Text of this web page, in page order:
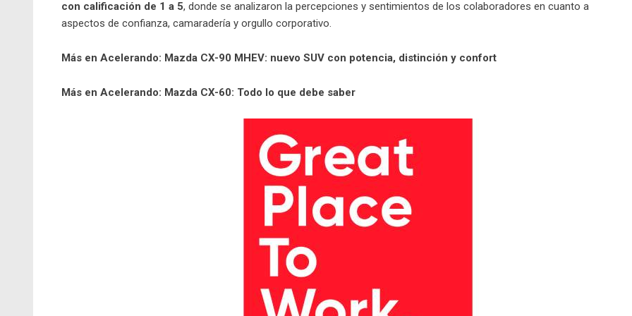
con calificación de 1 a 5, donde se analizaron la percepciones y sentimientos de los colaboradores en cuanto a
aspectos de confianza, camaradería y orgullo corporativo.
Más en Acelerando: Mazda CX-90 MHEV: nuevo SUV con potencia, distinción y confort
Más en Acelerando: Mazda CX-60: Todo lo que debe saber